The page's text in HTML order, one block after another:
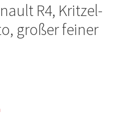
R4, Kritzel-
großer feiner